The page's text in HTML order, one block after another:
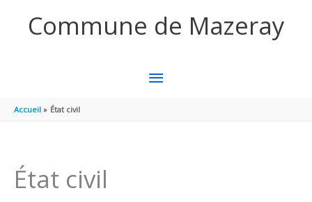
Commune de Mazeray
MENU
Accueil État civil
État civil